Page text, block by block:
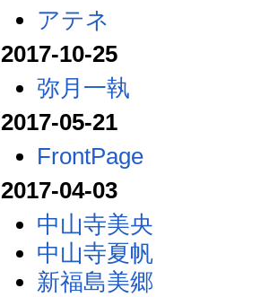
アテネ
2017-10-25
弥月一執
2017-05-21
FrontPage
2017-04-03
中山寺美央
中山寺夏帆
新福島美郷